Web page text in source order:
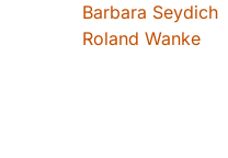
Barbara Seydich
Roland Wanke